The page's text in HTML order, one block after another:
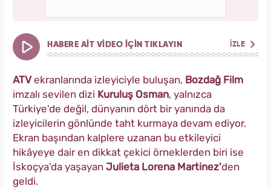
HABERE AİT VİDEO İÇİN TIKLAYIN İZLE
ATVekranlarında izleyiciyle buluşan, Bozdağ Film
imzalı sevilen dizi Kuruluş Osman, yalnızca
Türkiye'de değil, dünyanın dört bir yanında da
izleyicilerin gönlünde taht kurmaya devam ediyor.
Ekran başından kalplere uzanan bu etkileyici
hikâyeye dair en dikkat çekici örneklerden biri ise
İskoçya'da yaşayan Julieta Lorena Martinez'den
geldi.